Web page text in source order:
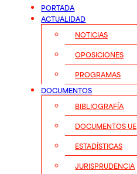
PORTADA
ACTUALIDAD
NOTICIAS
OPOSICIONES
PROGRAMAS
DOCUMENTOS
BIBLIOGRAFÍA
DOCUMENTOS UE
ESTADÍSTICAS
JURISPRUDENCIA